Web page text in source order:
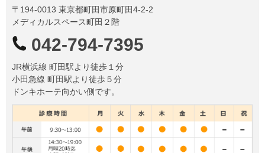
〒194-0013 東京都町田市原町田4-2-2
メディカルスペース町田２階
042-794-7395
JR横浜線 町田駅より徒歩１分
小田急線 町田駅より徒歩５分
ドンキホーテ向かい側です。